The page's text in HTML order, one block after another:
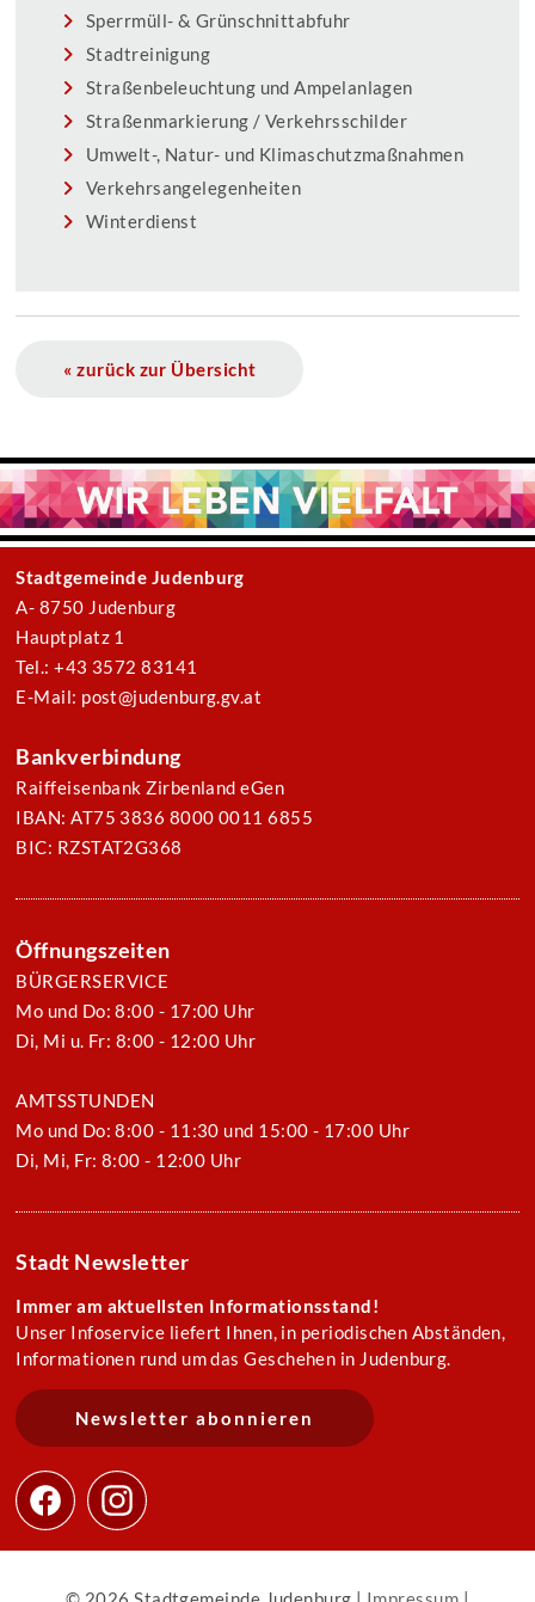
Sperrmüll- & Grünschnittabfuhr
Stadtreinigung
Straßenbeleuchtung und Ampelanlagen
Straßenmarkierung / Verkehrsschilder
Umwelt-, Natur- und Klimaschutzmaßnahmen
Verkehrsangelegenheiten
Winterdienst
« zurück zur Übersicht
Stadtgemeinde Judenburg
A- 8750 Judenburg
Hauptplatz 1
Tel.: +43 3572 83141
E-Mail: post@judenburg.gv.at
Bankverbindung
Raiffeisenbank Zirbenland eGen
IBAN: AT75 3836 8000 0011 6855
BIC: RZSTAT2G368
Öffnungszeiten
BÜRGERSERVICE
Mo und Do: 8:00 - 17:00 Uhr
Di, Mi u. Fr: 8:00 - 12:00 Uhr
AMTSSTUNDEN
Mo und Do: 8:00 - 11:30 und 15:00 - 17:00 Uhr
Di, Mi, Fr: 8:00 - 12:00 Uhr
Stadt Newsletter
Immer am aktuellsten Informationsstand!
Unser Infoservice liefert Ihnen, in periodischen Abständen,
Informationen rund um das Geschehen in Judenburg.
Newsletter abonnieren